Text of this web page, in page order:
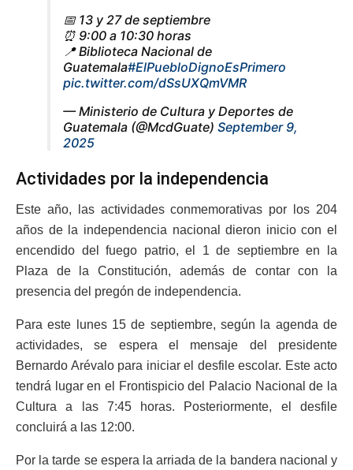
📅 13 y 27 de septiembre
⏰ 9:00 a 10:30 horas
📍 Biblioteca Nacional de
Guatemala#ElPuebloDignoEsPrimero
pic.twitter.com/dSsUXQmVMR
— Ministerio de Cultura y Deportes de
Guatemala (@McdGuate) September 9,
2025
Actividades por la independencia
Este año, las actividades conmemorativas por los 204
años de la independencia nacional dieron inicio con el
encendido del fuego patrio, el 1 de septiembre en la
Plaza de la Constitución, además de contar con la
presencia del pregón de independencia.
Para este lunes 15 de septiembre, según la agenda de
actividades, se espera el mensaje del presidente
Bernardo Arévalo para iniciar el desfile escolar. Este acto
tendrá lugar en el Frontispicio del Palacio Nacional de la
Cultura a las 7:45 horas. Posteriormente, el desfile
concluirá a las 12:00.
Por la tarde se espera la arriada de la bandera nacional y